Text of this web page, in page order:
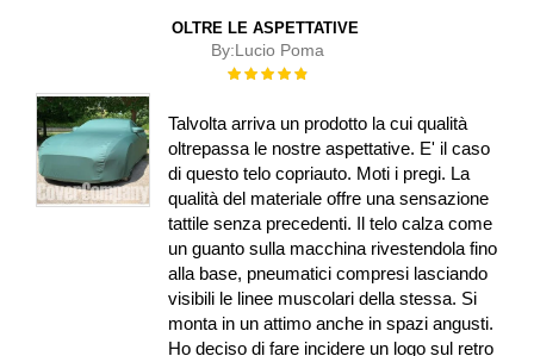
OLTRE LE ASPETTATIVE
By:Lucio Poma
Rating:
Talvolta arriva un prodotto la cui qualità
oltrepassa le nostre aspettative. E' il caso
di questo telo copriauto. Moti i pregi. La
qualità del materiale offre una sensazione
tattile senza precedenti. Il telo calza come
un guanto sulla macchina rivestendola fino
alla base, pneumatici compresi lasciando
visibili le linee muscolari della stessa. Si
monta in un attimo anche in spazi angusti.
Ho deciso di fare incidere un logo sul retro